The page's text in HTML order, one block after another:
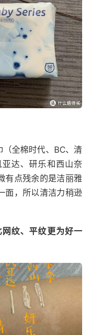
全棉时代、BC、清
达、研乐和西山奈
有点残余的是洁丽雅
面，所以清洁力稍逊
纹、平纹更为好一